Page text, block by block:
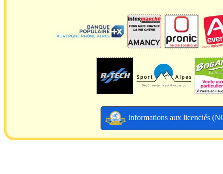
Informations aux licenciés